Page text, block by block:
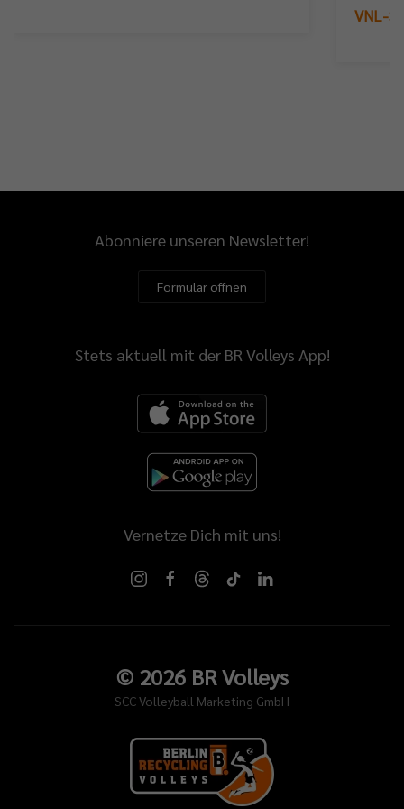
VNL-
Abonniere unseren Newsletter!
Formular öffnen
Stets aktuell mit der BR Volleys App!
Vernetze Dich mit uns!
© 2026BR Volleys
SCC Volleyball Marketing GmbH